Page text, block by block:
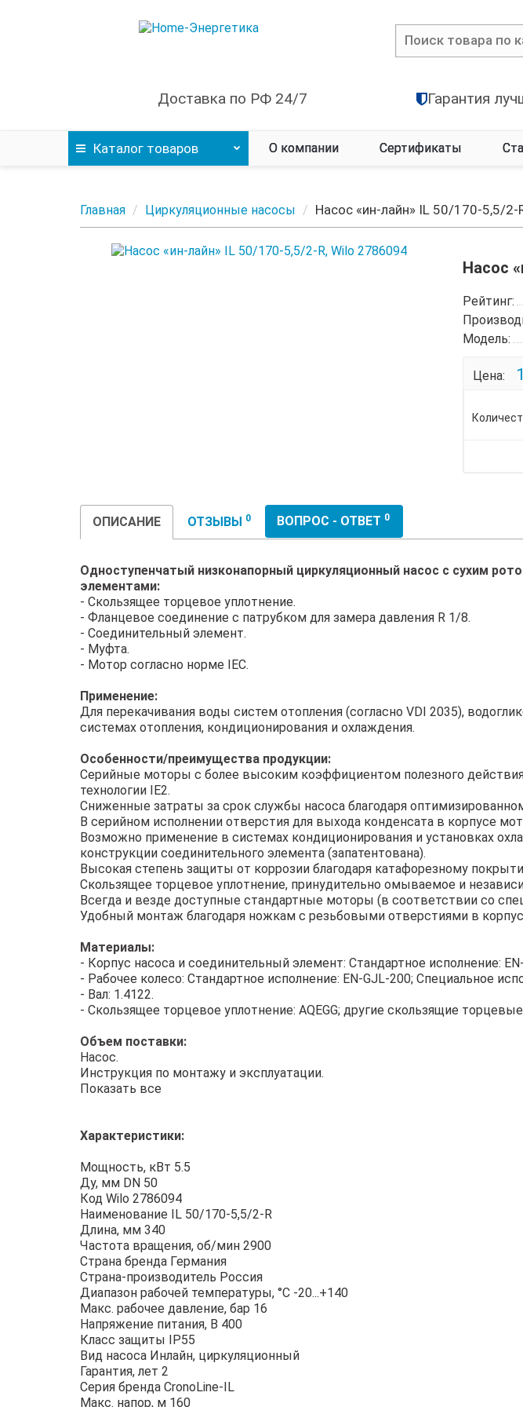
Доставка по РФ 24/7 Гарантия
Каталог товаров О компании Сертификаты
Главная Циркуляционные насосы Насос «ин-лайн» IL 50/170-5,5/2-
Насос
Рейтинг:
Модель:
Цена:
ОПИСАНИЕ ОТЗЫВЫ 0 ВОПРОС - ОТВЕТ 0
Одноступенчатый низконапорный циркуляционный насос с сухим
элементами:
- Скользящее торцевое уплотнение.
- Фланцевое соединение с патрубком для замера давления R 1/8.
- Соединительный элемент.
- Муфта.
- Мотор согласно норме IEC.
Применение:
Для перекачивания воды систем отопления (согласно VDI 2035),
системах отопления, кондиционирования и охлаждения.
Особенности/преимущества продукции:
Серийные моторы с более высоким коэффициентом полезного
технологии IE2.
Сниженные затраты за срок службы насоса благодаря
В серийном исполнении отверстия для выхода конденсата в корпусе
Возможно применение в системах кондиционирования и установках
конструкции соединительного элемента (запатентована).
Высокая степень защиты от коррозии благодаря катафорезному
Скользящее торцевое уплотнение, принудительно омываемое и
Всегда и везде доступные стандартные моторы (в соответствии со
Удобный монтаж благодаря ножкам с резьбовыми отверстиями в
Материалы:
- Корпус насоса и соединительный элемент: Стандартное исполнение:
- Рабочее колесо: Стандартное исполнение: EN-GJL-200; Специальное
- Вал: 1.4122.
- Скользящее торцевое уплотнение: AQEGG; другие скользящие
Объем поставки:
Насос.
Инструкция по монтажу и эксплуатации.
Показать все
Характеристики:
Мощность, кВт 5.5
Ду, мм DN 50
Код Wilo 2786094
Наименование IL 50/170-5,5/2-R
Длина, мм 340
Частота вращения, об/мин 2900
Страна бренда Германия
Страна-производитель Россия
Диапазон рабочей температуры, °С -20...+140
Макс. рабочее давление, бар 16
Напряжение питания, В 400
Класс защиты IP55
Вид насоса Инлайн, циркуляционный
Гарантия, лет 2
Серия бренда CronoLine-IL
Макс. напор, м 160